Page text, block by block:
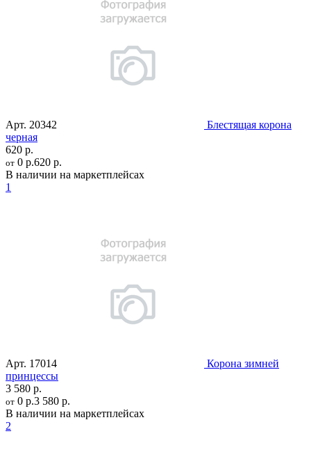
Арт. 20342
Блестящая корона
черная
620 р.
от 0 р.620 р.
В наличии на маркетплейсах
1
Арт. 17014
Корона зимней
принцессы
3 580 р.
от 0 р.3 580 р.
В наличии на маркетплейсах
2